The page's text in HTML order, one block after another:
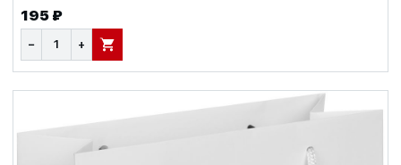
195 ₽
− + В КОРЗИНУ